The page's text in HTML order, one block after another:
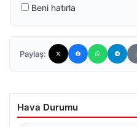
Beni hatırla
Paylaş:
Hava Durumu